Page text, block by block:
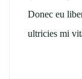
Donec eu
ultricies mi